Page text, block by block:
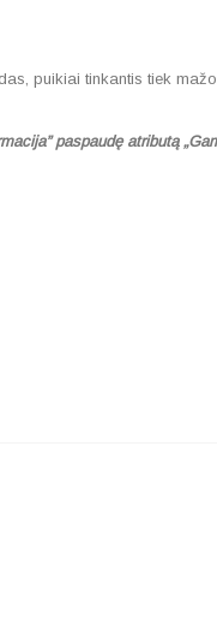
puikiai tinkantis tiek
paspaudę atributą